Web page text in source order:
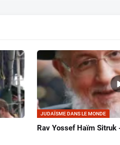
JUDAÏSME DANS LE MONDE
Rav Yossef Haïm Sitruk